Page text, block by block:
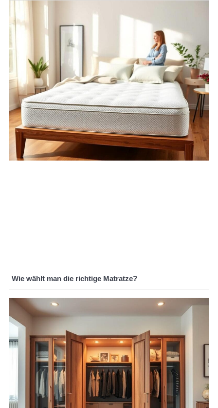
Wie wählt man die richtige Matratze?